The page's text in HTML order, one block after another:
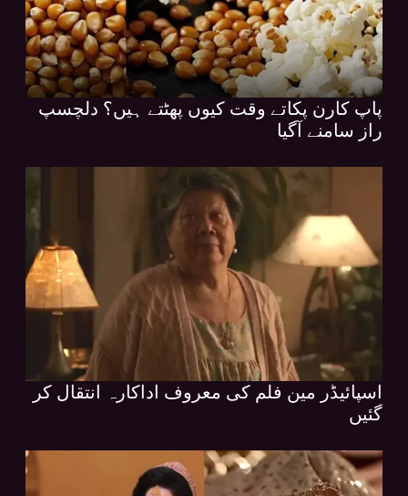
پاپ کارن پکاتے وقت کیوں پھٹتے ہیں؟ دلچسپ
راز سامنے آگیا
اسپائیڈر مین فلم کی معروف اداکارہ انتقال کر
گئیں